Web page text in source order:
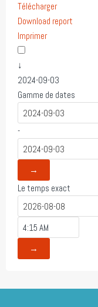
Télécharger
Download report
Imprimer
↓
2024-09-03
Gamme de dates
-
→
Le temps exact
→